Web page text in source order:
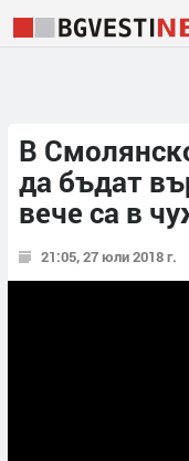
В
да бъдат
вече са в
21:05, 27 юли 2018 г.